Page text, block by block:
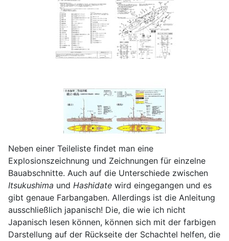
Neben einer Teileliste findet man eine
Explosionszeichnung und Zeichnungen für einzelne
Bauabschnitte. Auch auf die Unterschiede zwischen
Itsukushima und Hashidate wird eingegangen und es
gibt genaue Farbangaben. Allerdings ist die Anleitung
ausschließlich japanisch! Die, die wie ich nicht
Japanisch lesen können, können sich mit der farbigen
Darstellung auf der Rückseite der Schachtel helfen, die